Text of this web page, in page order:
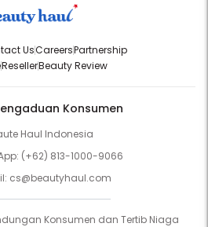
UsCareersPartnership
ResellerBeauty Review
Konsumen
Haul Indonesia
(+62) 813-1000-9066
cs@beautyhaul.com
Konsumen dan Tertib Niaga